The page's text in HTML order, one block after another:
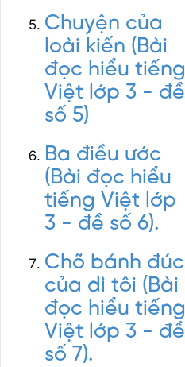
Chuyện của
loài kiến (Bài
đọc hiểu tiếng
Việt lớp 3 - đề
số 5)
Ba điều ước
(Bài đọc hiểu
tiếng Việt lớp
3 - đề số 6).
Chõ bánh đúc
của dì tôi (Bài
đọc hiểu tiếng
Việt lớp 3 - đề
số 7).